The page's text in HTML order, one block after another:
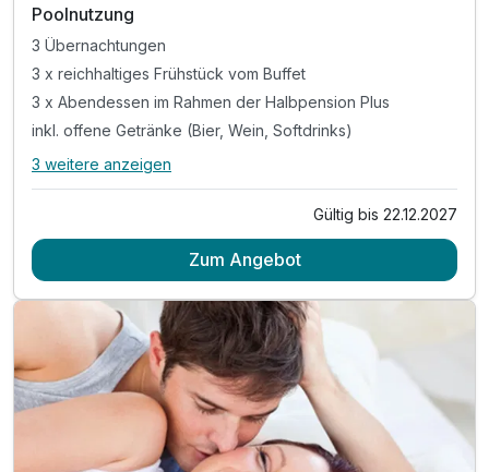
Für 4 Tage
Poolnutzung
3 Übernachtungen
3 x reichhaltiges Frühstück vom Buffet
3 x Abendessen im Rahmen der Halbpension Plus
inkl. offene Getränke (Bier, Wein, Softdrinks)
Alle Inklusivleistungen
3 x reichhaltiges Frühstück vom Buffet
inkl. offene Getränke (Bier, Wein, Softdrinks)
während Ihrer Essenzeit von max. 1,5 Stunden
tägliche Nutzung der Sauna von 15:00 - 21:00 Uhr
tägliche Nutzung des Innenpools
3 weitere anzeigen
Gültig bis 22.12.2027
Zum Angebot